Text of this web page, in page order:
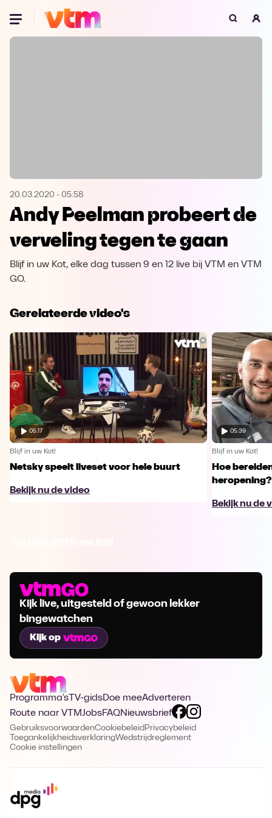
Oeps, browser niet ondersteund
Microsoft Edge Download
Opera Download
20.03.2020 - 05:58
Andy Peelman probeert de
verveling tegen te gaan
Blijf in uw Kot, elke dag tussen 9 en 12 live bij VTM en VTM
GO.
Gerelateerde video's
05:17
Blijf in uw Kot!
Netsky speelt liveset voor hele buurt
Bekijk nu de video
05:39
Blijf in uw Kot!
Hoe
heropening?
Bekijk nu de
Kijk live, uitgesteld of gewoon lekker
bingewatchen
Kijk op
Programma's TV-gidsDoe meeAdverteren
Route naar VTMJobsFAQNieuwsbrief
GebruiksvoorwaardenCookiebeleid Privacybeleid
ToegankelijkheidsverklaringWedstrijdreglement
Cookie instellingen